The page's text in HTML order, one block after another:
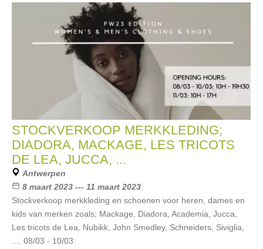
STOCKVERKOOP MERKKLEDING;
DIADORA, MACKAGE, LES TRICOTS
DE LEA, JUCCA, ...
Antwerpen
8 maart 2023 --- 11 maart 2023
Stockverkoop merkkleding en schoenen voor heren, dames en
kids van merken zoals; Mackage, Diadora, Academia, Jucca,
Les tricots de Lea, Nubikk, John Smedley, Schneiders, Siviglia,
.... 08/03 - 10/03: